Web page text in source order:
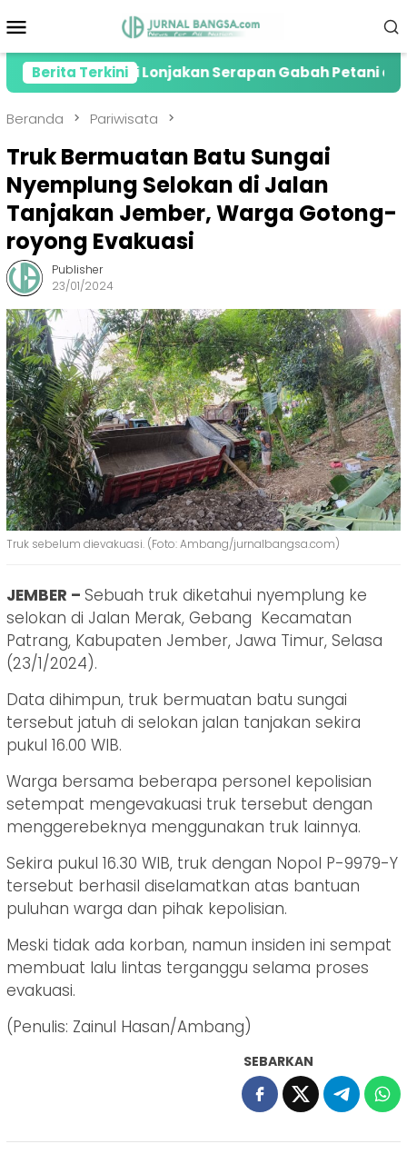
ke
Mobile
Berita Terkini
Lonjakan Serapan Gabah Petani di Jember
Beranda Pariwisata
Truk Bermuatan Batu Sungai
Nyemplung Selokan di Jalan
Tanjakan Jember, Warga Gotong-
royong Evakuasi
Publisher
23/01/2024
Truk sebelum dievakuasi. (Foto: Ambang/jurnalbangsa.com)
JEMBER – Sebuah truk diketahui nyemplung ke
selokan di Jalan Merak, Gebang Kecamatan
Patrang, Kabupaten Jember, Jawa Timur, Selasa
(23/1/2024).
Data dihimpun, truk bermuatan batu sungai
tersebut jatuh di selokan jalan tanjakan sekira
pukul 16.00 WIB.
Warga bersama beberapa personel kepolisian
setempat mengevakuasi truk tersebut dengan
menggerebeknya menggunakan truk lainnya.
Sekira pukul 16.30 WIB, truk dengan Nopol P-9979-Y
tersebut berhasil diselamatkan atas bantuan
puluhan warga dan pihak kepolisian.
Meski tidak ada korban, namun insiden ini sempat
membuat lalu lintas terganggu selama proses
evakuasi.
(Penulis: Zainul Hasan/Ambang)
SEBARKAN